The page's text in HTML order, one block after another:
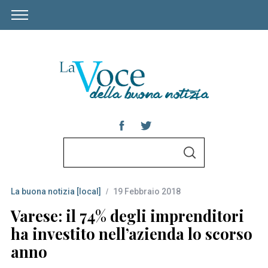
r
c
h
S
La buona notizia [local] 19 Febbraio 2018
Varese: il 74% degli imprenditori
ha investito nell’azienda lo scorso
anno